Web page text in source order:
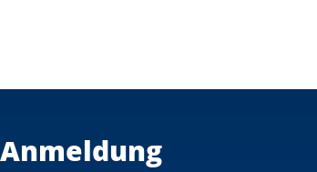
Anmeldung